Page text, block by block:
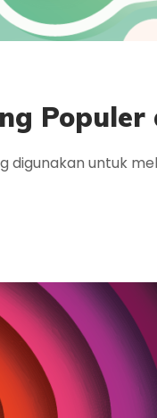
digunakan untuk